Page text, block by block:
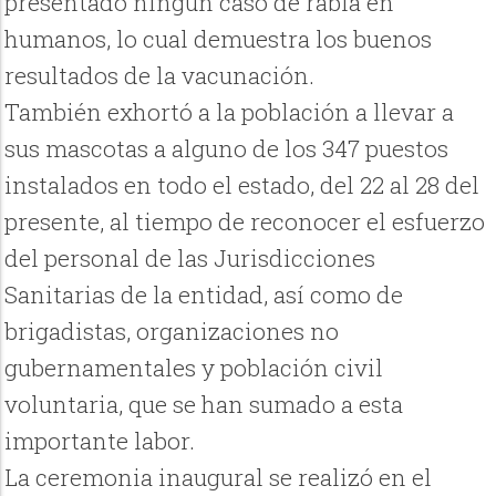
humanos, lo cual demuestra los buenos
resultados de la vacunación.
También exhortó a la población a llevar a
sus mascotas a alguno de los 347 puestos
instalados en todo el estado, del 22 al 28 del
presente, al tiempo de reconocer el esfuerzo
del personal de las Jurisdicciones
Sanitarias de la entidad, así como de
brigadistas, organizaciones no
gubernamentales y población civil
voluntaria, que se han sumado a esta
importante labor.
La ceremonia inaugural se realizó en el